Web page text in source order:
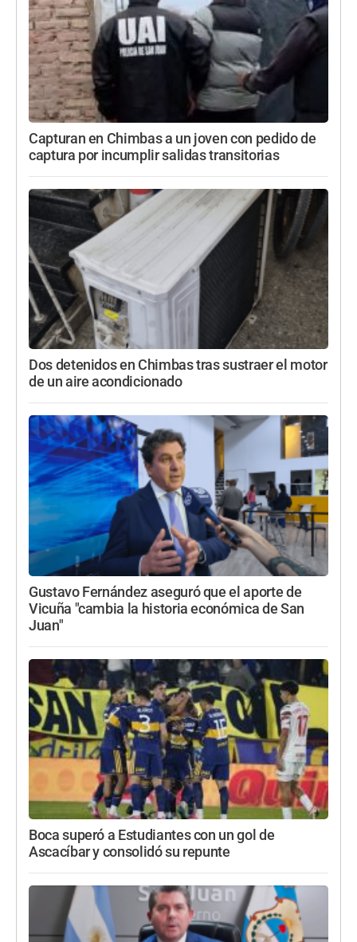
Capturan en Chimbas a un joven con pedido de
captura por incumplir salidas transitorias
Dos detenidos en Chimbas tras sustraer el motor
de un aire acondicionado
Gustavo Fernández aseguró que el aporte de
Vicuña "cambia la historia económica de San
Juan"
Boca superó a Estudiantes con un gol de
Ascacíbar y consolidó su repunte